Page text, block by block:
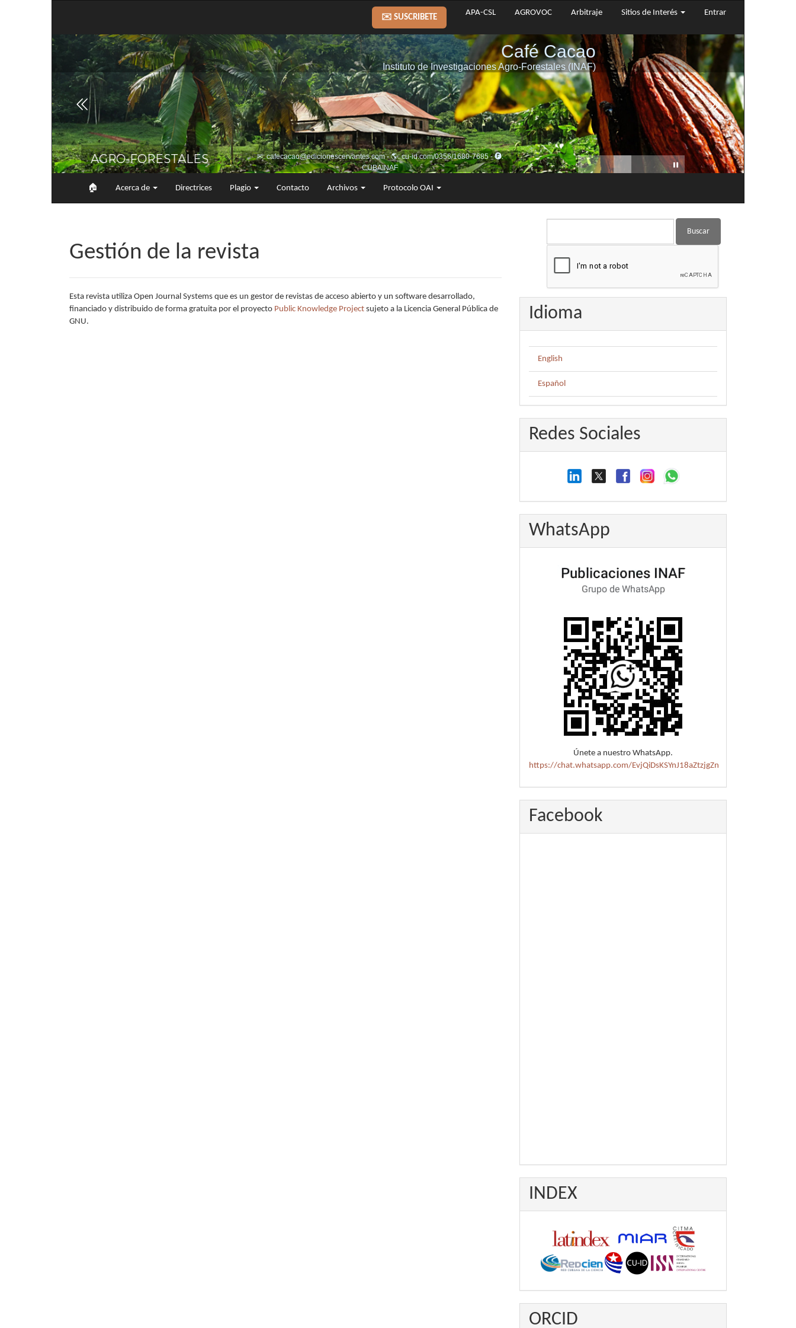
principal
✉️ SUSCRIBETE
APA-CSL AGROVOC Arbitraje Sitios de Interés Entrar
🏠︎ Acerca de Directrices Plagio Contacto Archivos Protocolo OAI
Gestión de la revista
Esta revista utiliza Open Journal Systems que es un gestor de revistas de acceso abierto y un software desarrollado,
financiado y distribuido de forma gratuita por el proyecto Public Knowledge Project sujeto a la Licencia General Pública de
GNU.
Buscar
Idioma
English
Español
Redes Sociales
WhatsApp
Únete a nuestro WhatsApp.
https://chat.whatsapp.com/EvjQiDsKSYnJ18aZtzjgZn
Facebook
INDEX
ORCID